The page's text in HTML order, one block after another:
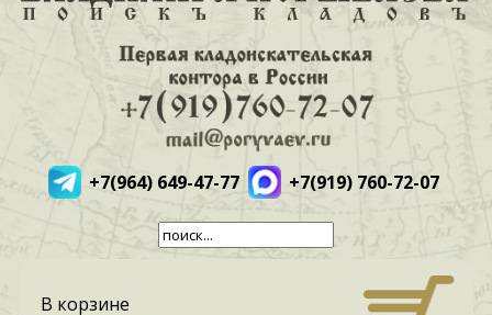
+7(964) 649-47-77 +7(919) 760-72-07
В корзине